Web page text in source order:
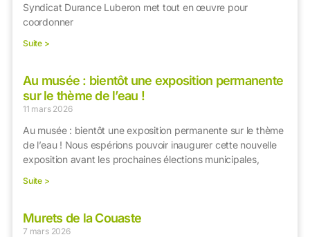
Syndicat Durance Luberon met tout en œuvre pour
coordonner
Suite >
Au musée : bientôt une exposition permanente
sur le thème de l’eau !
11 mars 2026
Au musée : bientôt une exposition permanente sur le thème
de l’eau ! Nous espérions pouvoir inaugurer cette nouvelle
exposition avant les prochaines élections municipales,
Suite >
Murets de la Couaste
7 mars 2026